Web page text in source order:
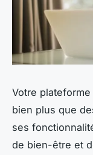
Votre
bien plus que
ses
de bien-être et